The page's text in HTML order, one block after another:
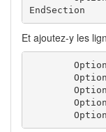
EndSection
Et ajoutez-y les